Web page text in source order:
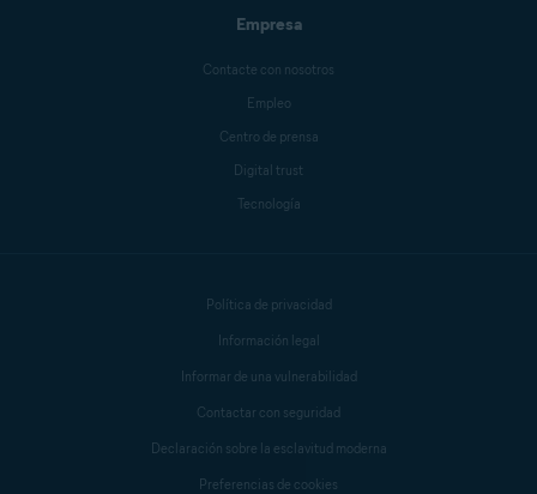
Empresa
Contacte con nosotros
Empleo
Centro de prensa
Digital trust
Tecnología
Política de privacidad
Información legal
Informar de una vulnerabilidad
Contactar con seguridad
Declaración sobre la esclavitud moderna
Preferencias de cookies